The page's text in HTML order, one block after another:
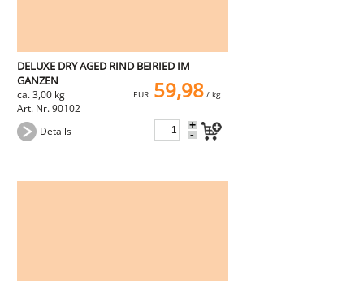
DELUXE DRY AGED RIND BEIRIED IM
GANZEN
ca. 3,00 kg
Art. Nr. 90102
EUR 59,98/ kg
Details +
-